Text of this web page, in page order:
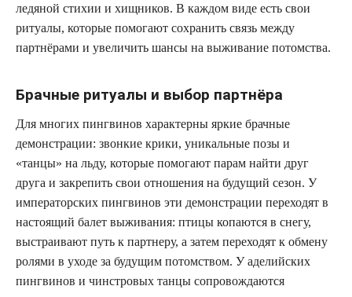
ледяной стихии и хищников. В каждом виде есть свои
ритуалы, которые помогают сохранить связь между
партнёрами и увеличить шансы на выживание потомства.
Брачные ритуалы и выбор партнёра
Для многих пингвинов характерны яркие брачные
демонстрации: звонкие крики, уникальные позы и
«танцы» на льду, которые помогают парам найти друг
друга и закрепить свои отношения на будущий сезон. У
императорских пингвинов эти демонстрации переходят в
настоящий балет выживания: птицы копаются в снегу,
выстраивают путь к партнеру, а затем переходят к обмену
ролями в уходе за будущим потомством. У аделийских
пингвинов и чинстровых танцы сопровождаются